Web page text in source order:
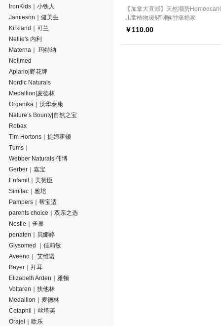
【加拿大直邮】天然顺势
儿童植物缓解咽喉肿痛糖浆
￥110.00
IronKids｜小铁人
Jamieson｜健美生
Kirkland｜可兰
Nellie's 内利
Materna｜ 玛特纳
Neilmed
Apiario|野花牌
Nordic Naturals
Medallion|麦德林
Organika｜沃华泰康
Nature’s Bounty|自然之宝
Robax
Tim Hortons｜提姆霍顿
Tums｜
Webber Naturals|伟博
Gerber｜嘉宝
Enfamil｜美赞臣
Similac｜雅培
Pampers｜帮宝适
parents choice｜双亲之选
Nestle｜雀巢
penaten｜贝娜婷
Glysomed ｜佳莉敏
Aveeno｜ 艾维诺
Bayer｜拜耳
Elizabeth Arden｜雅顿
Voltaren｜扶他林
Medallion｜麦德林
Cetaphil｜丝塔芙
Orajel｜欧乐